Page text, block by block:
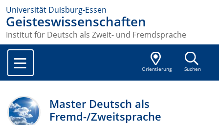
Universität Duisburg-Essen
Geisteswissenschaften
Institut für Deutsch als Zweit- und Fremdsprache
Orientierung Suchen
Master Deutsch als
Fremd-/Zweitsprache